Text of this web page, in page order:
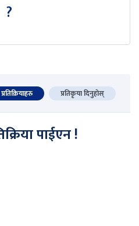
?
प्रतिक्रियाहरु प्रतिकृया दिनुहोस्
पाईएन !